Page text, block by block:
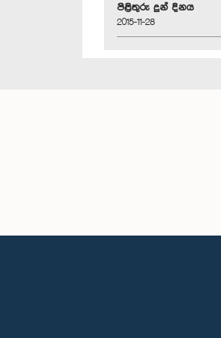
පිළිතුරු දුන් දිනය
2015-11-28